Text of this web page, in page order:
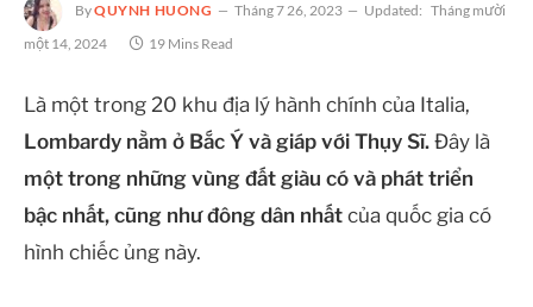
ByQUYNH HUONG Tháng 7 26, 2023 Updated: Tháng mười
một 14, 2024
19 Mins Read
Là một trong 20 khu địa lý hành chính của Italia,
Lombardy nằm ở Bắc Ý và giáp với Thụy Sĩ. Đây là
một trong những vùng đất giàu có và phát triển
bậc nhất, cũng như đông dân nhất của quốc gia có
hình chiếc ủng này.